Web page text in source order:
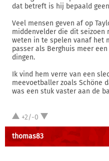
dat betreft is hij bepaald
Veel mensen geven af op
middenvelder die dit seizoen
weten in te spelen vanaf het
passer als Berghuis meer
dingen.
Ik vind hem verre van een
meevoetballer zoals Schöne
was een stuk vaster aan de
+2/-0
thomas83